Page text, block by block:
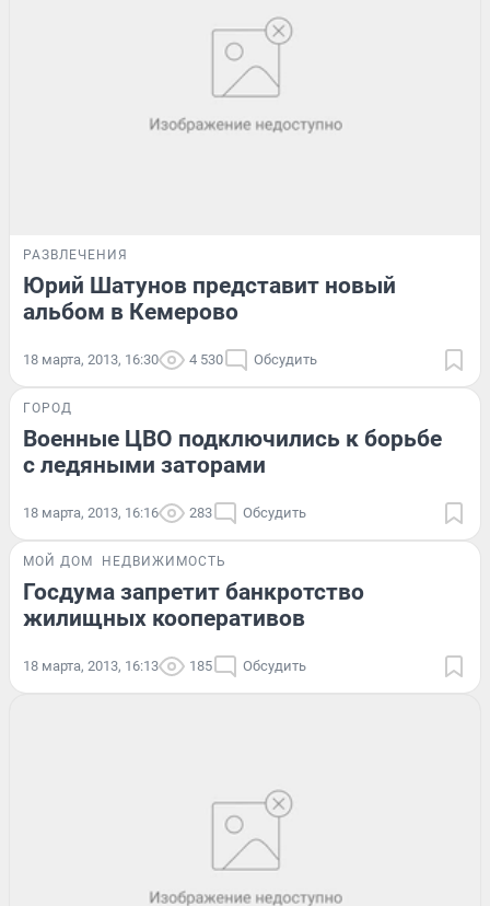
РАЗВЛЕЧЕНИЯ
Юрий Шатунов представит новый
альбом в Кемерово
18 марта, 2013, 16:30 4 530 Обсудить
ГОРОД
Военные ЦВО подключились к борьбе
с ледяными заторами
18 марта, 2013, 16:16 283 Обсудить
МОЙ ДОМ НЕДВИЖИМОСТЬ
Госдума запретит банкротство
жилищных кооперативов
18 марта, 2013, 16:13 185 Обсудить